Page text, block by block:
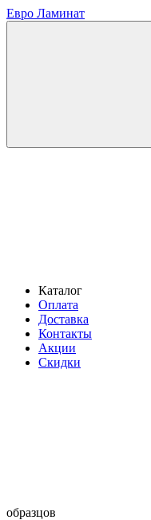
Евро Ламинат
Каталог
Оплата
Доставка
Контакты
Акции
Скидки
образцов